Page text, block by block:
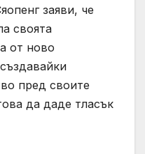
заяви, че
своята
от ново
пред своите
да даде тласък